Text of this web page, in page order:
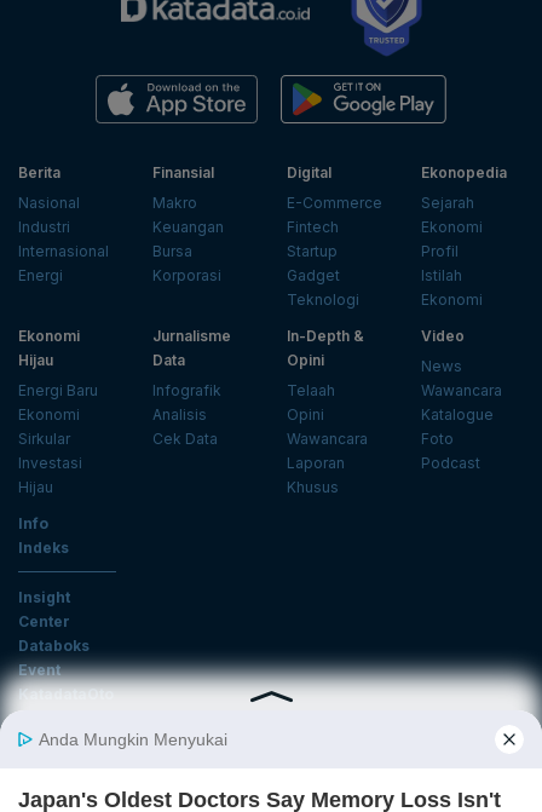
Berita
Nasional
Industri
Internasional
Energi
Finansial
Makro
Keuangan
Bursa
Korporasi
Digital
E-Commerce
Fintech
Startup
Gadget
Teknologi
Ekonopedia
Sejarah
Ekonomi
Profil
Istilah
Ekonomi
Ekonomi
Hijau
Energi Baru
Ekonomi
Sirkular
Investasi
Hijau
Jurnalisme
Data
Infografik
Analisis
Cek Data
In-Depth &
Opini
Telaah
Opini
Wawancara
Laporan
Khusus
Video
News
Wawancara
Katalogue
Foto
Podcast
Info
Indeks
Insight
Center
Databoks
Event
KatadataOto
Email